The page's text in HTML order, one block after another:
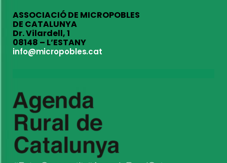
ASSOCIACIÓ DE MICROPOBLES
DE CATALUNYA
Dr. Vilardell, 1
08148 – L’ESTANY
info@micropobles.cat